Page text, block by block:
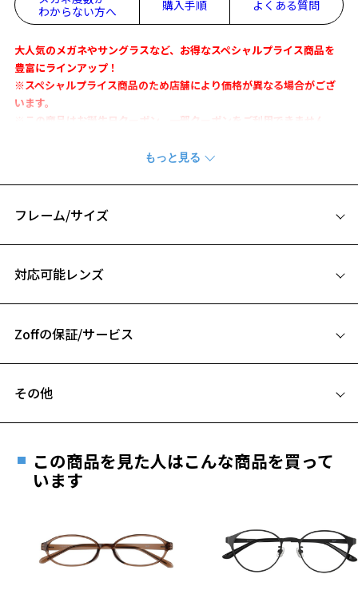
お気に入りリストは
わからない方へ
購入手順 よくある質問
大人気のメガネやサングラスなど、お得なスペシャルプライス商品を
豊富にラインアップ！
※スペシャルプライス商品のため店舗により価格が異なる場合がござ
います。
※この商品はお誕生日クーポン、一部クーポンをご利用できません。
きちんと感と上質感あふれる、シャツやブレザースタイルにぴったり
ジャストフィットなサイズ感や正統派スタイルを好む方におすすめな
シリーズ。
男女それぞれに合うベーシックな玉型を用意。
りポイント。
フレーム/サイズ
B ブリッジ(鼻部分)の横幅：16mm
対応可能レンズ
フレームとレンズの合計料金を知りたい方へ
Zoffの保証/サービス
安心1 フレーム１年間品質保証
きます。
※保証期間内に交換が行われた場合、保証期間は初期の期間から
その他
ご希望のお客さまは、「レンズ交換券」をお選びのうえ、
最寄りのZoff実店舗にてレンズをお買い求めください。
※サングラスやパッケージ品では「レンズ交換券」はお選び
談ください。
この商品を見た人はこんな商品を買って
います